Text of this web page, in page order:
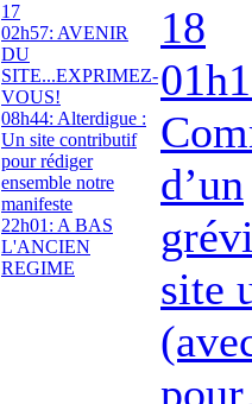
17
02h57: AVENIR
DU
SITE...EXPRIMEZ-
VOUS!
08h44: Alterdigue :
Un site contributif
pour rédiger
ensemble notre
manifeste
22h01: A BAS
L'ANCIEN
REGIME
18
d’un
site